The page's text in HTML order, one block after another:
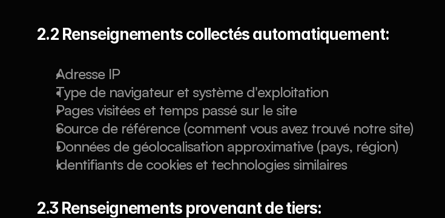
2.2 Renseignements collectés automatiquement:
Adresse IP
Type de navigateur et système d'exploitation
Pages visitées et temps passé sur le site
Source de référence (comment vous avez trouvé notre site)
Données de géolocalisation approximative (pays, région)
Identifiants de cookies et technologies similaires
2.3 Renseignements provenant de tiers: